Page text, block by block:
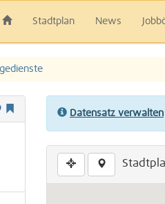
Stadtplan News
Datensatz verwalten